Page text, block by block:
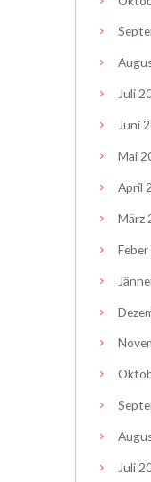
Juli
Juni
Mai
April
März
Feber
Juli